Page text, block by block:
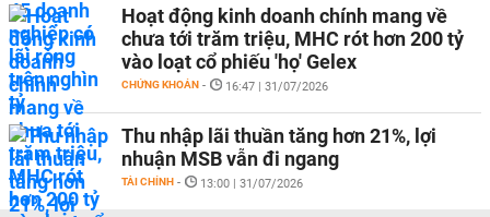
Hoạt động kinh doanh chính mang về
chưa tới trăm triệu, MHC rót hơn 200 tỷ
vào loạt cổ phiếu 'họ' Gelex
CHỨNG KHOÁN - 16:47 | 31/07/2026
Thu nhập lãi thuần tăng hơn 21%, lợi
nhuận MSB vẫn đi ngang
TÀI CHÍNH - 13:00 | 31/07/2026